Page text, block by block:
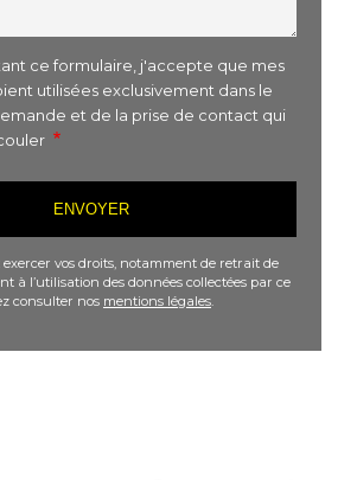
ce formulaire, j'accepte que mes
utilisées exclusivement dans le
et de la prise de contact qui
vos droits, notamment de retrait de
à l’utilisation des données collectées par ce
consulter nos mentions légales